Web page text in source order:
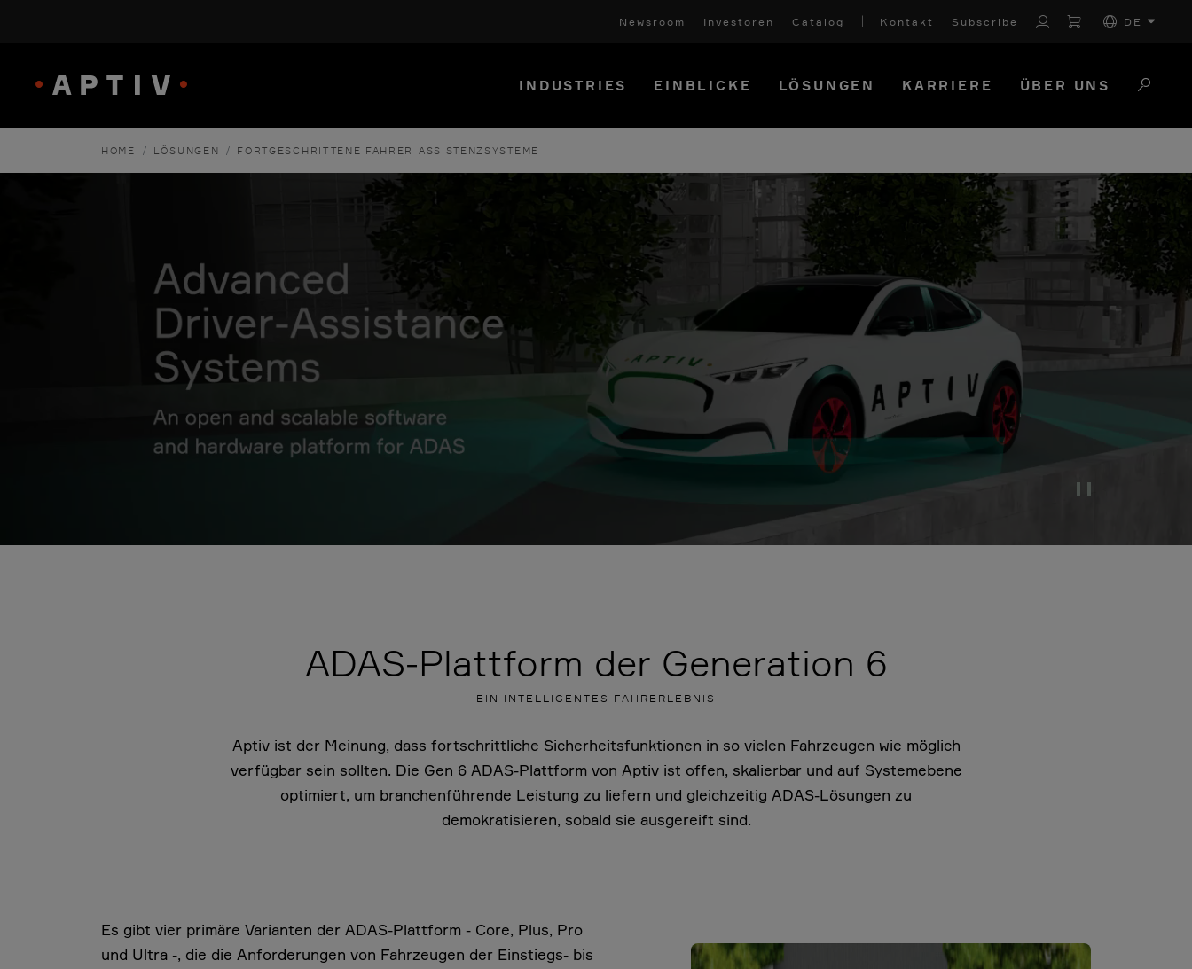
HOME / LÖSUNGEN / FORTGESCHRITTENE FAHRER-ASSISTENZSYSTEME
Newsroom Investoren Catalog Kontakt Subscribe DE
INDUSTRIES EINBLICKE LÖSUNGEN KARRIERE ÜBER UNS
Pause Video
ADAS-Plattform der Generation 6
EIN INTELLIGENTES FAHRERLEBNIS
Aptiv ist der Meinung, dass fortschrittliche Sicherheitsfunktionen in so vielen Fahrzeugen wie möglich
verfügbar sein sollten. Die Gen 6 ADAS-Plattform von Aptiv ist offen, skalierbar und auf Systemebene
optimiert, um branchenführende Leistung zu liefern und gleichzeitig ADAS-Lösungen zu
demokratisieren, sobald sie ausgereift sind.
Es gibt vier primäre Varianten der ADAS-Plattform - Core, Plus, Pro
und Ultra -, die die Anforderungen von Fahrzeugen der Einstiegs- bis